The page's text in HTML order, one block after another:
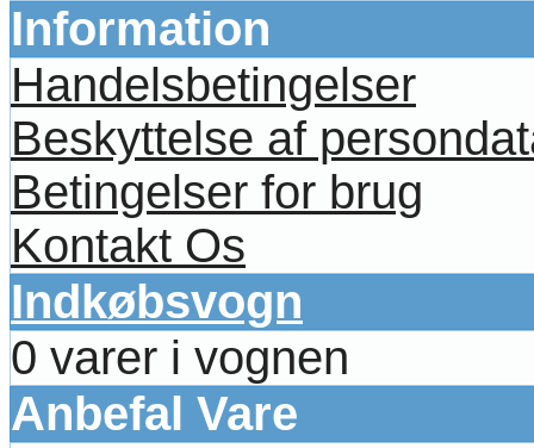
Information
Handelsbetingelser
Beskyttelse af
Betingelser for brug
Kontakt Os
Indkøbsvogn
0 varer i vognen
Anbefal Vare